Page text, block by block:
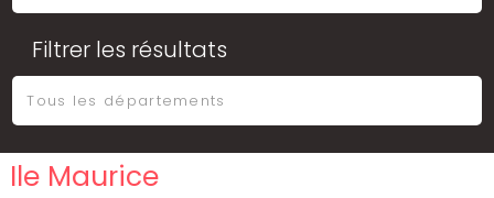
Filtrer les résultats
Ile Maurice